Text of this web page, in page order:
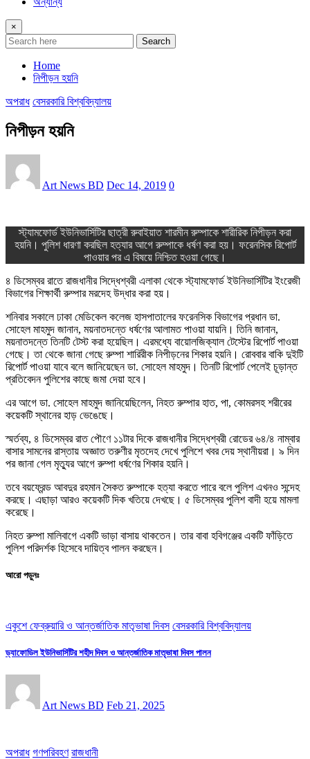
×
Search
Home
নিপীড়ন হয়নি
অপরাধ বেসরকারি বিশ্ববিদ্যালয়
নিপীড়ন হয়নি
Art News BD Dec 14, 2019 0
স্ট্যামফোর্ড ইউনিভার্সিটির ছাত্রী রুবাইয়াত শারমীন রুম্পাকে শারীরিক নিপীড়ন করা
হয়নি। পুলিশ ধারণা করছিল হত্যার আগে রুম্পাকে ধর্ষণ করা হয়। ফরেনসিক রিপোর্ট
পাওয়ার পর এ বিষয়ে নিশ্চিত হওয়া গেছে।
৪ ডিসেম্বর রাতে রাজধানীর সিদ্ধেশ্বরী এলাকা থেকে স্ট্যামফোর্ড ইউনিভার্সিটির ইংরেজী
বিভাগের শিক্ষার্থী রুম্পার মরদেহ উদ্ধার করা হয়।
শনিবার সকালে ঢাকা মেডিকেল কলেজ হাসপাতালের ফরেনসিক বিভাগের প্রধান ডা.
সোহেল মাহমুদ জানান, ময়নাতদন্তে ধর্ষণের আলামত পাওয়া যায়নি। তিনি জানান,
ময়নাতদন্তে তিনটি টেস্ট করা হয়েছিল। এরমধ্যে বায়োলজিক্যাল টেস্টের রিপোর্ট পাওয়া
গেছে। তা থেকে জানা গেছে রুম্পা শারিরীক নিপীড়নের শিকার হয়নি। রোববার বাকি দুইটি
রিপোর্ট পাওয়া যাবে বলে জানিয়েছেন ডা. সোহেল মাহমুদ। তিনটি রিপোর্ট পেলেই চূড়ান্ত
প্রতিবেদন পুলিশের কাছে জমা দেয়া হবে।
এর আগে ডা. সোহেল মাহমুদ জানিয়েছিলেন, নিহত রুম্পার হাত, পা, কোমরসহ শরীরের
কয়েকটি স্থানের হাড় ভেঙেছে।
স্মর্তব্য, ৪ ডিসেম্বর রাত পৌণে ১১টার দিকে রাজধানীর সিদ্ধেশ্বরী রোডের ৬৪/৪ নাম্বার
বাসার সামনের রাস্তায় অজ্ঞাত তরুণীর মৃতদেহ দেখে পুলিশে খবর দেয় স্থানীয়রা। ৯ দিন
পর জানা গেল মৃত্যুর আগে রুম্পা ধর্ষণের শিকার হয়নি।
তবে বয়ফ্রেন্ড আবদুর রহমান সৈকত রুম্পাকে হত্যা করতে পারে বলে পুলিশ এখনও সন্দেহ
করছে। এছাড়া আরও কয়েকটি দিক খতিয়ে দেখছে। ৫ ডিসেম্বর পুলিশ বাদী হয়ে মামলা
করেছে।
নিহত রুম্পা মালিবাগে একটি ভাড়া বাসায় থাকতেন। তার বাবা হবিগঞ্জের একটি ফাঁড়িতে
পুলিশ পরিদর্শক হিসেবে দায়িত্ব পালন করছেন।
আরো পড়ুনঃ
একুশে ফেব্রুয়ারি ও আন্তর্জাতিক মাতৃভাষা দিবস বেসরকারি বিশ্ববিদ্যালয়
ড্যাফোডিল ইউনিভার্সিটির শহীদ দিবস ও আন্তর্জাতিক মাতৃভাষা দিবস পালন
Art News BD Feb 21, 2025
অপরাধ গণপরিবহণ রাজধানী